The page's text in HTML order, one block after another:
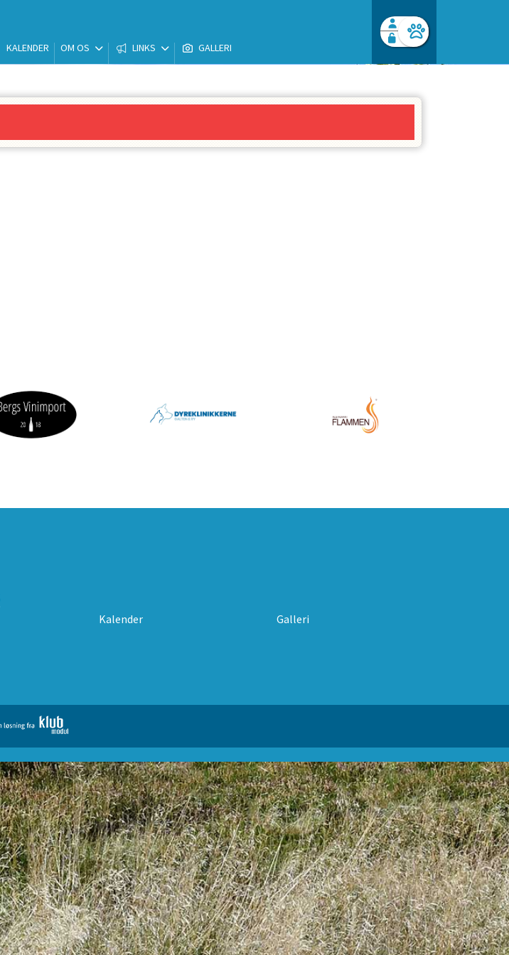
KALENDER OM OS LINKS GALLERI
Kalender
Galleri